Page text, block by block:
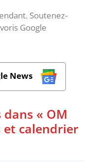
Soutenez-
Google
News
« OM
calendrier